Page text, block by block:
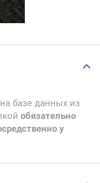
базе данных из
обязательно
у